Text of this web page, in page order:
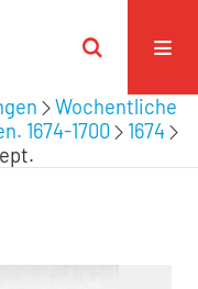
Wochentliche
1674-1700
1674